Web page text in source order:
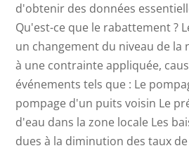
d'obtenir des données
Qu'est-ce que le rabattement ?
un changement du niveau de la
à une contrainte appliquée,
événements tels que : Le
pompage d'un puits voisin Le
d'eau dans la zone locale Les
dues à la diminution des taux